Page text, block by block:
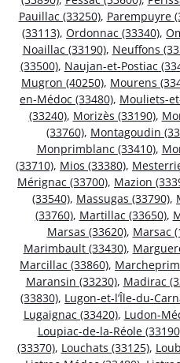
Pauillac (33250), Parempuyre
(33113), Ordonnac (33340),
Noaillac (33190), Neuffons
(33500), Naujan-et-Postiac
Mugron (40250), Mourens
en-Médoc (33480), Mouliets-
(33240), Morizès (33190),
(33760), Montagoudin
Monprimblanc (33410),
(33710), Mios (33380),
Mérignac (33700), Mazion
(33540), Massugas (33790),
(33760), Martillac (33650),
Marsas (33620), Marsac
Marimbault (33430),
Marcillac (33860),
Maransin (33230), Madirac
(33830), Lugon-et-l’Île-du-
Lugaignac (33420), Ludon-
Loupiac-de-la-Réole
(33370), Louchats (33125),